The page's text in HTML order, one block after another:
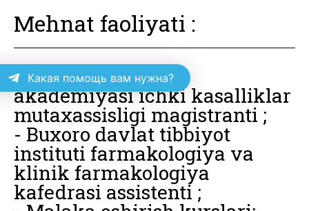
Mehnat faoliyati :
- Toshkent tibbiyot
akademiyasi ichki kasalliklar
mutaxassisligi magistranti ;
- Buxoro davlat tibbiyot
instituti farmakologiya va
klinik farmakologiya
kafedrasi assistenti ;
Какая помощь вам нужна?